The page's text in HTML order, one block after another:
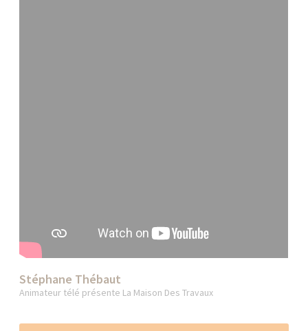
Stéphane Thébaut
Animateur télé présente La Maison Des Travaux